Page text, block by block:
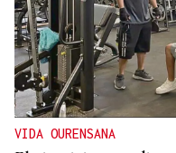
VIDA OURENSANA